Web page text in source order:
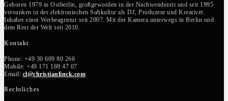
Geboren 1979 in Ostberlin, großgeworden in der Nachwendezeit und seit 1995
versunken in der elektronischen Subkultur als DJ, Produzent und Kreativer.
Inhaber einer Werbeagentur seit 2007. Mit der Kamera unterwegs in Berlin und
dem Rest der Welt seit 2016.
Kontakt
Phone: +49 30 609 80 266
Mobile: +49 171 169 47 07
Email: cl@christianlinck.com
Rechtliches